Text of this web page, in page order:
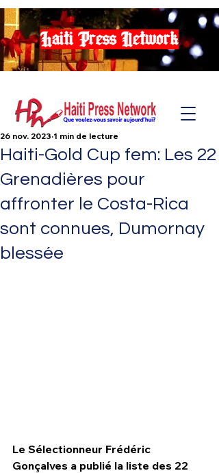
Haiti Press Network
Haiti-Gold Cup fem: Les 22
Grenadières pour
affronter le Costa-Rica
sont connues, Dumornay
blessée
26 nov. 2023 1 min de lecture
Le Sélectionneur Frédéric
Gonçalves a publié la liste des 22